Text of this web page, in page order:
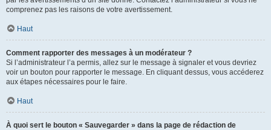
comprenez pas les raisons de votre avertissement.
Haut
Comment rapporter des messages à un modérateur ?
Si l’administrateur l’a permis, allez sur le message à signaler et vous devriez
voir un bouton pour rapporter le message. En cliquant dessus, vous accéderez
aux étapes nécessaires pour le faire.
Haut
À quoi sert le bouton « Sauvegarder » dans la page de rédaction de